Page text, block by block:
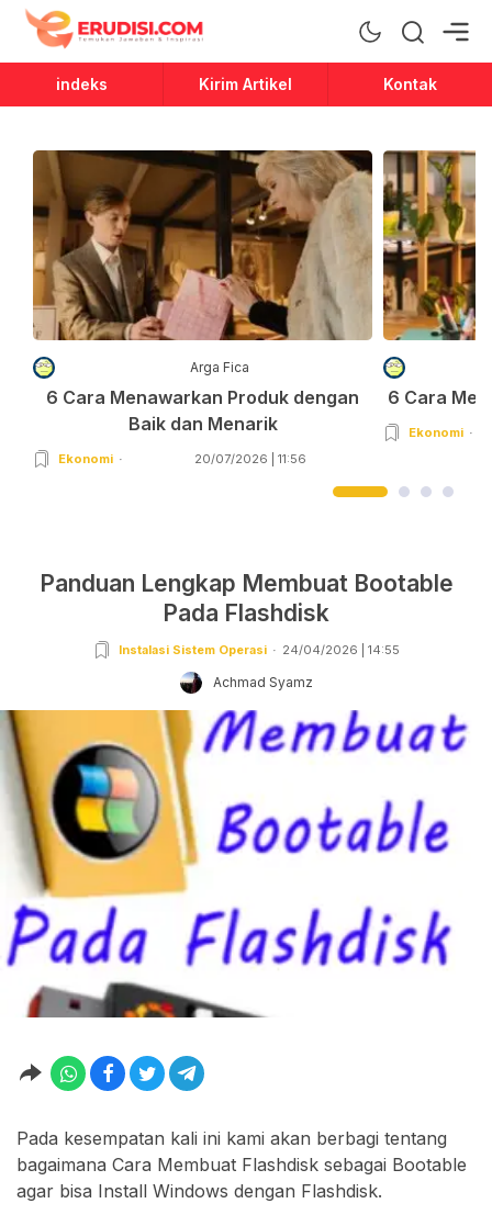
Erudisi
Temukan Jawaban dan Inspirasi
indeks Kirim Artikel Kontak
Arga Fica
6 Cara Menawarkan Produk dengan
Baik dan Menarik
Ekonomi 20/07/2026 | 11:56
6 Cara
Ekonomi
Panduan Lengkap Membuat Bootable
Pada Flashdisk
Instalasi Sistem Operasi 24/04/2026 | 14:55
Achmad Syamz
Pada kesempatan kali ini kami akan berbagi tentang
bagaimana Cara Membuat Flashdisk sebagai Bootable
agar bisa Install Windows dengan Flashdisk.